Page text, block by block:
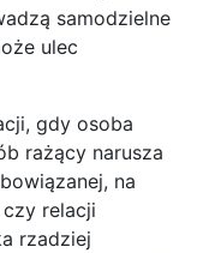
samodzielne
ulec
gdy osoba
rażący narusza
na
relacji
rzadziej